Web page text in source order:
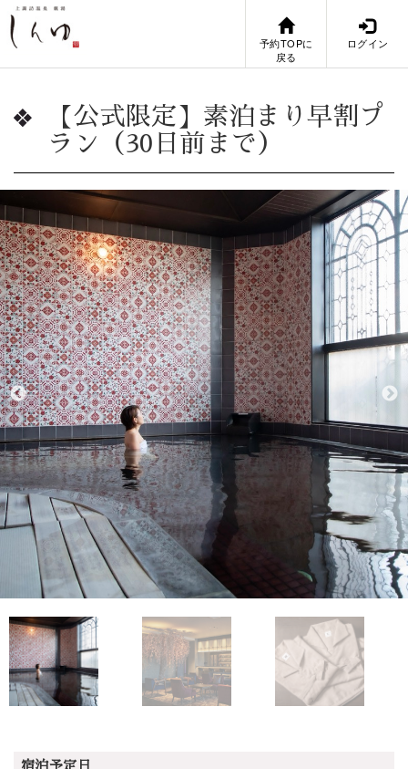
予約TOPに
戻る
ログイン
【公式限定】素泊まり早割プ
ラン（30日前まで）
宿泊予定日